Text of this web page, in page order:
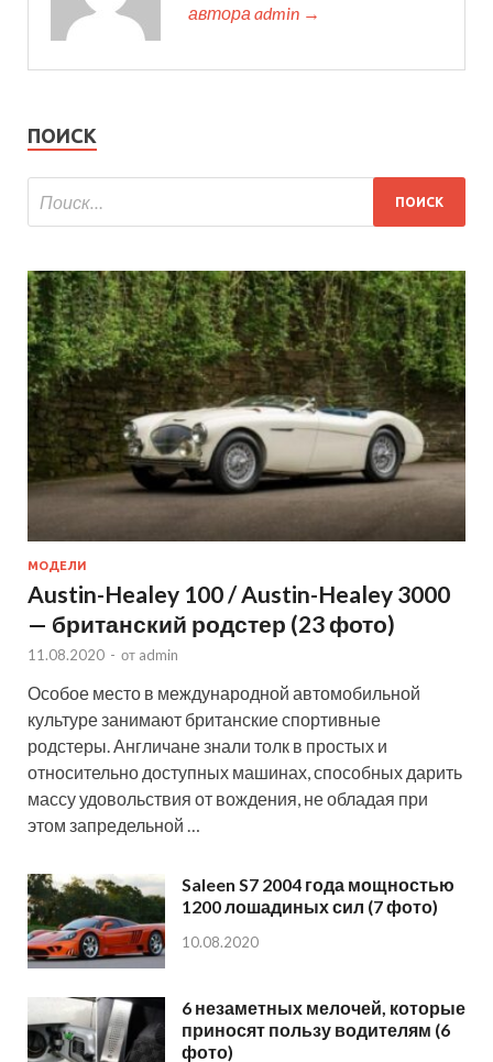
автора admin →
ПОИСК
МОДЕЛИ
Austin-Healey 100 / Austin-Healey 3000
— британский родстер (23 фото)
11.08.2020 - от admin
Особое место в международной автомобильной
культуре занимают британские спортивные
родстеры. Англичане знали толк в простых и
относительно доступных машинах, способных дарить
массу удовольствия от вождения, не обладая при
этом запредельной …
Saleen S7 2004 года мощностью
1200 лошадиных сил (7 фото)
10.08.2020
6 незаметных мелочей, которые
приносят пользу водителям (6
фото)